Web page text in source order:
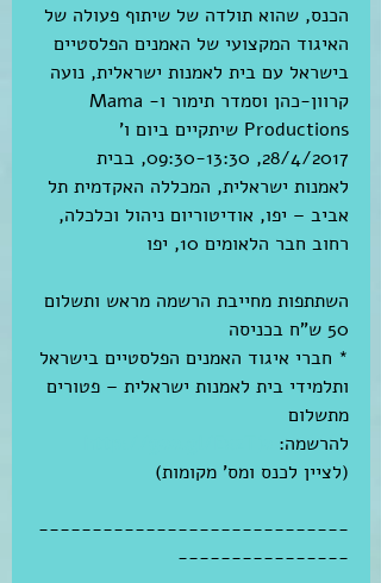
הכנס, שהוא תולדה של שיתוף פעולה של
האיגוד המקצועי של האמנים הפלסטיים
בישראל עם בית לאמנות ישראלית, נועה
קרוון-כהן וסמדר תימור ו-Mama
Productions שיתקיים ביום ו'
28/4/2017, 09:30-13:30, בבית
לאמנות ישראלית, המכללה האקדמית תל
אביב – יפו, אודיטוריום ניהול וכלכלה,
רחוב חבר הלאומים 10, יפו
השתתפות מחייבת הרשמה מראש ותשלום
50 ש"ח בכניסה
* חברי איגוד האמנים הפלסטיים בישראל
ותלמידי בית לאמנות ישראלית – פטורים
מתשלום
להרשמה:
(לציין לכנס ומס' מקומות)
-----------------------------
----------------